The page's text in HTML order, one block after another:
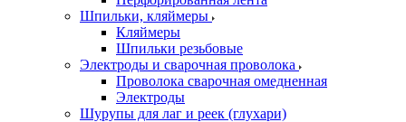
Шпильки, кляймеры
Кляймеры
Шпильки резьбовые
Электроды и сварочная проволока
Проволока сварочная омедненная
Электроды
Шурупы для лаг и реек (глухари)